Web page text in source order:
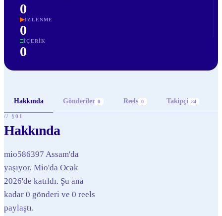
0
▶İZLENME
0
□İÇERIK
0
Hakkında Gönderiler 0 Reels 0 Takipçi 84
// §01
Hakkında
mio586397 Assam'da
yaşıyor, Mio'da Ocak
2026'de katıldı. Şu ana
kadar 0 gönderi ve 0 reels
paylaştı.